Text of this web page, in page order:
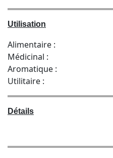
Utilisation
Alimentaire :
Médicinal :
Aromatique :
Utilitaire :
Détails